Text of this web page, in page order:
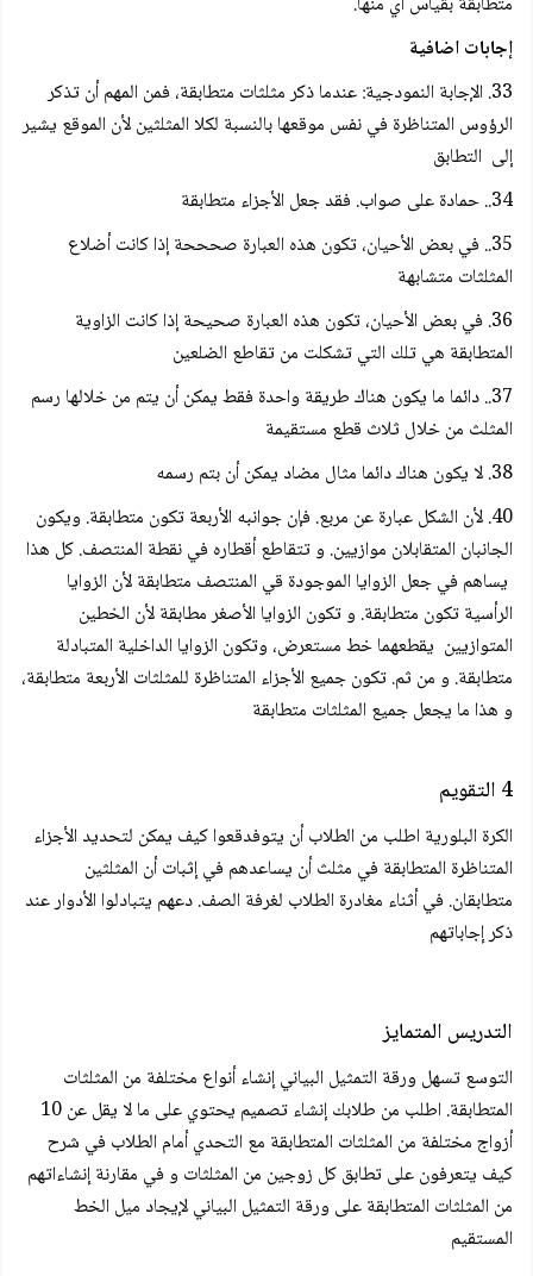
إجابات اضافية
33. الإجابة النمودجية: عندما ذكر مثلثات متطابقة، فمن المهم أن تذكر
الرؤوس المتناظرة في نفس موقعها بالنسبة لكلا المثلثين لأن الموقع يشير
إلى التطابق
34.. حمادة على صواب. فقد جعل الأجزاء متطابقة
35.. في بعض الأحيان، تكون هذه العبارة صحححة إذا كانت أضلاع
المثلثات متشابهة
36. في بعض الأحيان، تكون هذه العبارة صحيحة إذا كانت الزاوية
المتطابقة هي تلك التي تشكلت من تقاطع الضلعين
37.. دائما ما يكون هناك طريقة واحدة فقط يمكن أن يتم من خلالها رسم
المثلث من خلال ثلاث قطع مستقيمة
38. لا يكون هناك دائما مثال مضاد يمكن أن بتم رسمه
40. لأن الشكل عبارة عن مربع. فإن جوانبه الأربعة تكون متطابقة. ويكون
الجانبان المتقابلان موازيين. و تتقاطع أقطاره في نقطة المنتصف. كل هذا
يساهم في جعل الزوايا الموجودة قي المنتصف متطابقة لأن الزوايا
الرأسية تكون متطابقة. و تكون الزوايا الأصغر مطابقة لأن الخطين
المتوازيين يقطعهما خط مستعرض، وتكون الزوايا الداخلية المتبادلة
متطابقة. و من ثم. تكون جميع الأجزاء المتناظرة للمثلثات الأربعة متطابقة،
و هذا ما يجعل جميع المثلثات متطابقة
4 التقويم
الكرة البلورية اطلب من الطلاب أن يتوفدقعوا كيف يمكن لتحديد الأجزاء
المتناظرة المتطابقة في مثلث أن يساعدهم في إثبات أن المثلثين
متطابقان. في أثناء مغادرة الطلاب لغرفة الصف. دعهم يتبادلوا الأدوار عند
ذكر إجاباتهم
التدريس المتمايز
التوسع تسهل ورقة التمثيل البياني إنشاء أنواع مختلفة من المثلثات
المتطابقة. اطلب من طلابك إنشاء تصميم يحتوي على ما لا يقل عن 10
أزواج مختلفة من المثلثات المتطابقة مع التحدي أمام الطلاب في شرح
كيف يتعرفون على تطابق كل زوجين من المثلثات و في مقارنة إنشاءاتهم
من المثلثات المتطابقة على ورقة التمثيل البياني لإيجاد ميل الخط
المستقيم